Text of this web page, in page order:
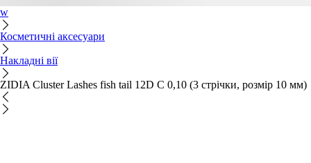
w
Косметичні аксесуари
Накладні вії
ZIDIA Cluster Lashes fish tail 12D C 0,10 (3 стрічки, розмір 10 мм)